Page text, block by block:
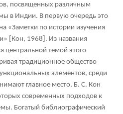
посвященных различным
в Индии. В первую очередь это
«Заметки по истории изучения
[Кон, 1968]. Из названия
центральной темой этого
традиционное общество
элементов, среди
главное место, Б. С. Кон
современных подходов к
Богатый библиографический